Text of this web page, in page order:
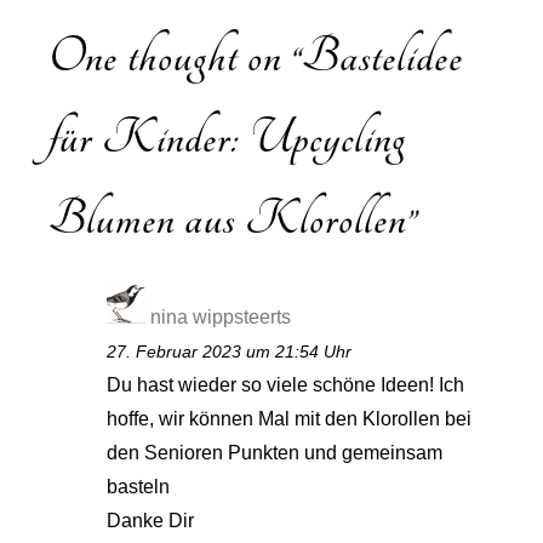
One thought on “Bastelidee
für Kinder: Upcycling
Blumen aus Klorollen”
nina wippsteerts
27. Februar 2023 um 21:54 Uhr
Du hast wieder so viele schöne Ideen! Ich
hoffe, wir können Mal mit den Klorollen bei
den Senioren Punkten und gemeinsam
basteln
Danke Dir